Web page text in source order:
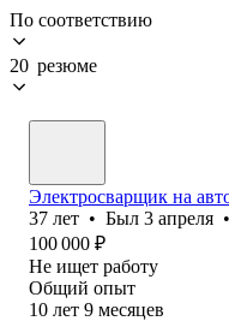
По соответствию
20 резюме
Электросварщик на
37 лет • Был 3 апреля •
100 000 ₽
Не ищет работу
Общий опыт
10 лет 9 месяцев